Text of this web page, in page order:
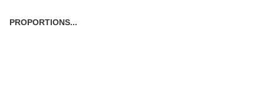
PROPORTIONS...